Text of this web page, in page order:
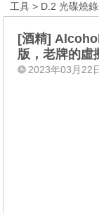
工具 > D.2 光碟燒錄
[酒精]
版，老牌的虛
2023年03月22